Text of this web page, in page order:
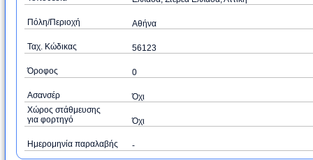
Πόλη/Περιοχή Αθήνα
Ταχ. Κώδικας 56123
Όροφος 0
Ασανσέρ
Όχι
Χώρος στάθμευσης
για φορτηγό
Όχι
Ημερομηνία παραλαβής -